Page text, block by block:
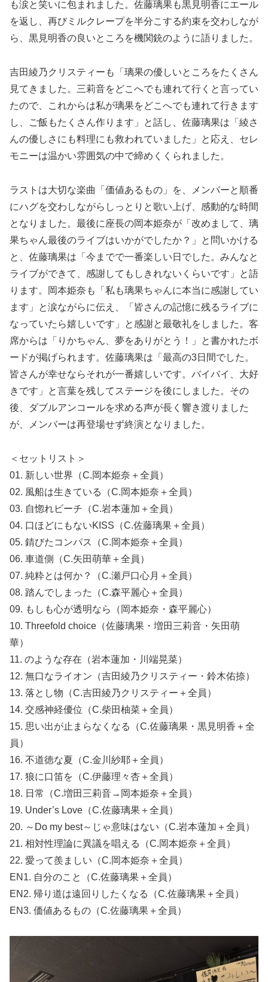
も涙と笑いに包まれました。佐藤璃果も黒見明香にエール
を返し、再びミルクレープを半分こする約束を交わしなが
ら、黒見明香の良いところを機関銃のように語りました。
吉田綾乃クリスティーも「璃果の優しいところをたくさん
見てきました。三莉音をどこへでも連れて行くと言ってい
たので、これからは私が璃果をどこへでも連れて行きます
し、ご飯もたくさん作ります」と話し、佐藤璃果は「綾さ
んの優しさにも料理にも救われていました」と応え、セレ
モニーは温かい雰囲気の中で締めくくられました。
ラストは大切な楽曲「価値あるもの」を、メンバーと順番
にハグを交わしながらしっとりと歌い上げ、感動的な時間
となりました。最後に座長の岡本姫奈が「改めまして、璃
果ちゃん最後のライブはいかがでしたか？」と問いかける
と、佐藤璃果は「今までで一番楽しい日でした。みんなと
ライブができて、感謝してもしきれないくらいです」と語
ります。岡本姫奈も「私も璃果ちゃんに本当に感謝してい
ます」と涙ながらに伝え、「皆さんの記憶に残るライブに
なっていたら嬉しいです」と感謝と最敬礼をしました。客
席からは「りかちゃん、夢をありがとう！」と書かれたボ
ードが掲げられます。佐藤璃果は「最高の3日間でした。
皆さんが幸せならそれが一番嬉しいです。バイバイ、大好
きです」と言葉を残してステージを後にしました。その
後、ダブルアンコールを求める声が長く響き渡りました
が、メンバーは再登場せず終演となりました。
＜セットリスト＞
01. 新しい世界（C.岡本姫奈＋全員）
02. 風船は生きている（C.岡本姫奈＋全員）
03. 自惚れビーチ（C.岩本蓮加＋全員）
04. 口ほどにもないKISS（C.佐藤璃果＋全員）
05. 錆びたコンパス（C.岡本姫奈＋全員）
06. 車道側（C.矢田萌華＋全員）
07. 純粋とは何か？（C.瀬戸口心月＋全員）
08. 踏んでしまった（C.森平麗心＋全員）
09. もしも心が透明なら（岡本姫奈・森平麗心）
10. Threefold choice（佐藤璃果・増田三莉音・矢田萌
華）
11. のような存在（岩本蓮加・川端晃菜）
12. 無口なライオン（吉田綾乃クリスティー・鈴木佑捺）
13. 落とし物（C.吉田綾乃クリスティー＋全員）
14. 交感神経優位（C.柴田柚菜＋全員）
15. 思い出が止まらなくなる（C.佐藤璃果・黒見明香＋全
員）
16. 不道徳な夏（C.金川紗耶＋全員）
17. 狼に口笛を（C.伊藤理々杏＋全員）
18. 日常（C.増田三莉音→岡本姫奈＋全員）
19. Under’s Love（C.佐藤璃果＋全員）
20. ～Do my best～じゃ意味はない（C.岩本蓮加＋全員）
21. 相対性理論に異議を唱える（C.岡本姫奈＋全員）
22. 愛って羨ましい（C.岡本姫奈＋全員）
EN1. 自分のこと（C.佐藤璃果＋全員）
EN2. 帰り道は遠回りしたくなる（C.佐藤璃果＋全員）
EN3. 価値あるもの（C.佐藤璃果＋全員）